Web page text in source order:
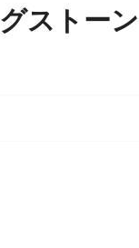
ストー